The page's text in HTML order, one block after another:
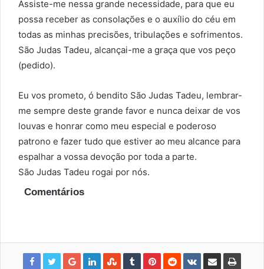
Assiste-me nessa grande necessidade, para que eu
possa receber as consolações e o auxílio do céu em
todas as minhas precisões, tribulações e sofrimentos.
São Judas Tadeu, alcançai-me a graça que vos peço
(pedido).
Eu vos prometo, ó bendito São Judas Tadeu, lembrar-
me sempre deste grande favor e nunca deixar de vos
louvas e honrar como meu especial e poderoso
patrono e fazer tudo que estiver ao meu alcance para
espalhar a vossa devoção por toda a parte.
São Judas Tadeu rogai por nós.
Comentários